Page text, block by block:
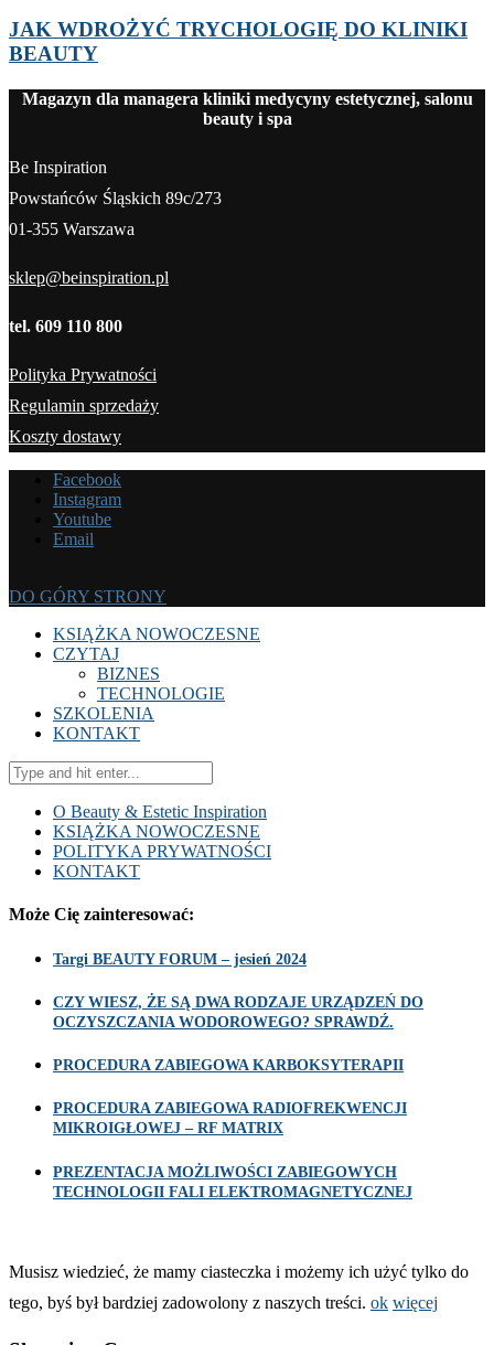
JAK WDROŻYĆ TRYCHOLOGIĘ DO KLINIKI
BEAUTY
Magazyn dla managera kliniki medycyny estetycznej, salonu
beauty i spa
Be Inspiration
Powstańców Śląskich 89c/273
01-355 Warszawa
sklep@beinspiration.pl
tel. 609 110 800
Polityka Prywatności
Regulamin sprzedaży
Koszty dostawy
Facebook
Instagram
Youtube
Email
DO GÓRY STRONY
KSIĄŻKA NOWOCZESNE
CZYTAJ
BIZNES
TECHNOLOGIE
SZKOLENIA
KONTAKT
O Beauty & Estetic Inspiration
KSIĄŻKA NOWOCZESNE
POLITYKA PRYWATNOŚCI
KONTAKT
Może Cię zainteresować:
Targi BEAUTY FORUM – jesień 2024
CZY WIESZ, ŻE SĄ DWA RODZAJE URZĄDZEŃ DO
OCZYSZCZANIA WODOROWEGO? SPRAWDŹ.
PROCEDURA ZABIEGOWA KARBOKSYTERAPII
PROCEDURA ZABIEGOWA RADIOFREKWENCJI
MIKROIGŁOWEJ – RF MATRIX
PREZENTACJA MOŻLIWOŚCI ZABIEGOWYCH
TECHNOLOGII FALI ELEKTROMAGNETYCZNEJ
Musisz wiedzieć, że mamy ciasteczka i możemy ich użyć tylko do
tego, byś był bardziej zadowolony z naszych treści. ok więcej